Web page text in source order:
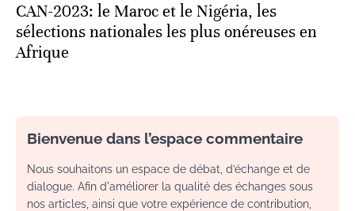
CAN-2023: le Maroc et le Nigéria, les
sélections nationales les plus onéreuses en
Afrique
Bienvenue dans l’espace commentaire
Nous souhaitons un espace de débat, d’échange et de
dialogue. Afin d'améliorer la qualité des échanges sous
nos articles, ainsi que votre expérience de contribution,